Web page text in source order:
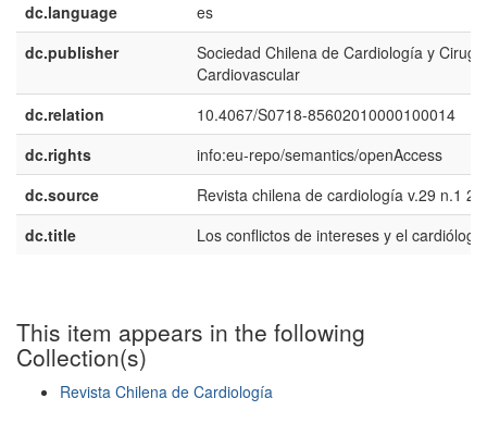
dc.language
es
dc.publisher
Sociedad Chilena de Cardiología y
Cardiovascular
dc.relation
10.4067/S0718-85602010000100014
dc.rights
info:eu-repo/semantics/openAccess
dc.source
Revista chilena de cardiología v.29 n.1
dc.title
Los conflictos de intereses y el cardiólogo
This item appears in the following
Collection(s)
Revista Chilena de Cardiología